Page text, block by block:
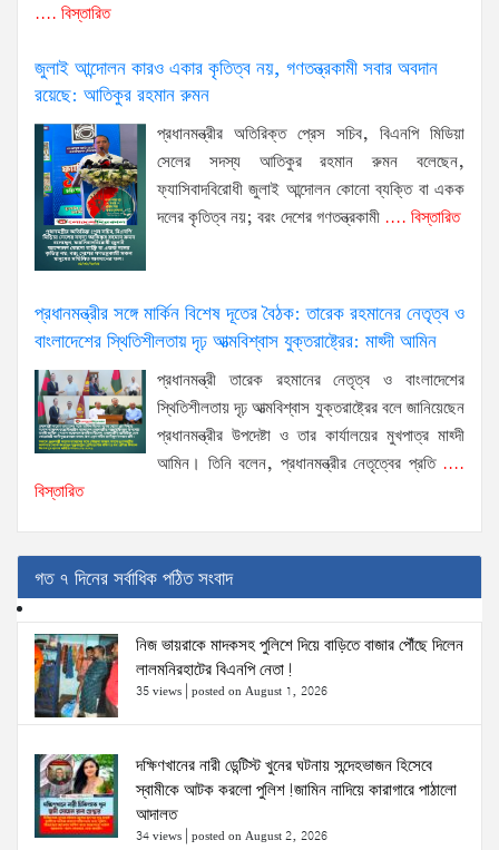
.... বিস্তারিত
জুলাই আন্দোলন কারও একার কৃতিত্ব নয়, গণতন্ত্রকামী সবার অবদান
রয়েছে: আতিকুর রহমান রুমন
প্রধানমন্ত্রীর অতিরিক্ত প্রেস সচিব, বিএনপি মিডিয়া
সেলের সদস্য আতিকুর রহমান রুমন বলেছেন,
ফ্যাসিবাদবিরোধী জুলাই আন্দোলন কোনো ব্যক্তি বা একক
দলের কৃতিত্ব নয়; বরং দেশের গণতন্ত্রকামী .... বিস্তারিত
প্রধানমন্ত্রীর সঙ্গে মার্কিন বিশেষ দূতের বৈঠক: তারেক রহমানের নেতৃত্ব ও
বাংলাদেশের স্থিতিশীলতায় দৃঢ় আত্মবিশ্বাস যুক্তরাষ্ট্রের: মাহ্দী আমিন
প্রধানমন্ত্রী তারেক রহমানের নেতৃত্ব ও বাংলাদেশের
স্থিতিশীলতায় দৃঢ় আত্মবিশ্বাস যুক্তরাষ্ট্রের বলে জানিয়েছেন
প্রধানমন্ত্রীর উপদেষ্টা ও তার কার্যালয়ের মুখপাত্র মাহ্দী
আমিন। তিনি বলেন, প্রধানমন্ত্রীর নেতৃত্বের প্রতি....
বিস্তারিত
গত ৭ দিনের সর্বাধিক পঠিত সংবাদ
নিজ ভায়রাকে মাদকসহ পুলিশে দিয়ে বাড়িতে বাজার পৌঁছে দিলেন
লালমনিরহাটের বিএনপি নেতা!
35 views posted on August 1, 2026
দক্ষিণখানের নারী ডেন্টিস্ট খুনের ঘটনায় সন্দেহভাজন হিসেবে
স্বামীকে আটক করলো পুলিশ!জামিন নাদিয়ে কারাগারে পাঠালো
আদালত
34 views posted on August 2, 2026